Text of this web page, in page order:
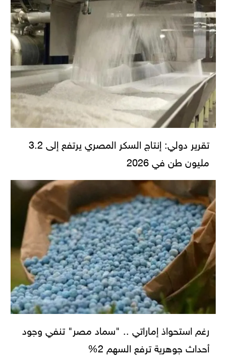
تقرير دولي: إنتاج السكر المصري يرتفع إلى 3.2
مليون طن في 2026
رغم استحواذ إماراتي .. "سماد مصر" تنفي وجود
أحداث جوهرية ترفع السهم 2%